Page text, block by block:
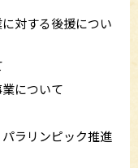
対する後援につい
について
ラリンピック推進